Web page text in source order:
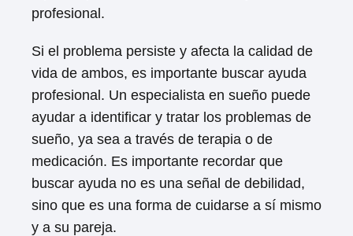
profesional.
Si el problema persiste y afecta la calidad de
vida de ambos, es importante buscar ayuda
profesional. Un especialista en sueño puede
ayudar a identificar y tratar los problemas de
sueño, ya sea a través de terapia o de
medicación. Es importante recordar que
buscar ayuda no es una señal de debilidad,
sino que es una forma de cuidarse a sí mismo
y a su pareja.